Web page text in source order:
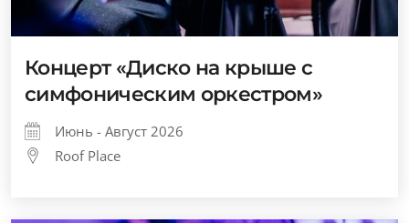
Концерт «Диско на крыше с
симфоническим оркестром»
Июнь - Август 2026
Roof Place